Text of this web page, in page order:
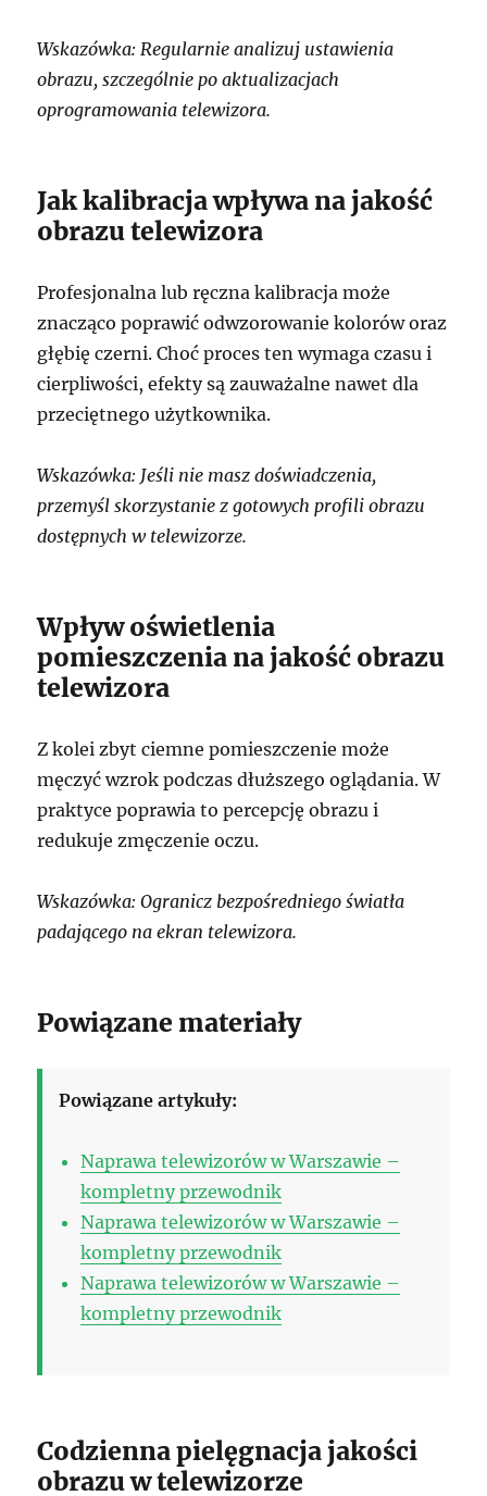
Wskazówka: Regularnie analizuj ustawienia
obrazu, szczególnie po aktualizacjach
oprogramowania telewizora.
Jak kalibracja wpływa na jakość
obrazu telewizora
Profesjonalna lub ręczna kalibracja może
znacząco poprawić odwzorowanie kolorów oraz
głębię czerni. Choć proces ten wymaga czasu i
cierpliwości, efekty są zauważalne nawet dla
przeciętnego użytkownika.
Wskazówka: Jeśli nie masz doświadczenia,
przemyśl skorzystanie z gotowych profili obrazu
dostępnych w telewizorze.
Wpływ oświetlenia
pomieszczenia na jakość obrazu
telewizora
Z kolei zbyt ciemne pomieszczenie może
męczyć wzrok podczas dłuższego oglądania. W
praktyce poprawia to percepcję obrazu i
redukuje zmęczenie oczu.
Wskazówka: Ogranicz bezpośredniego światła
padającego na ekran telewizora.
Powiązane materiały
Powiązane artykuły:
Naprawa telewizorów w Warszawie –
kompletny przewodnik
Naprawa telewizorów w Warszawie –
kompletny przewodnik
Naprawa telewizorów w Warszawie –
kompletny przewodnik
Codzienna pielęgnacja jakości
obrazu w telewizorze